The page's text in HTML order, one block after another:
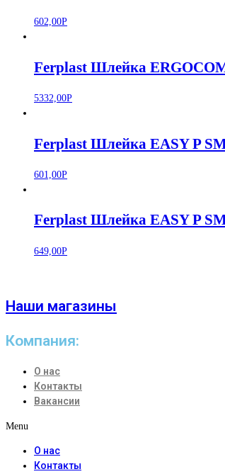
602,00Р
Ferplast Шлейка
5332,00Р
Ferplast Шлейка EASY P
601,00Р
Ferplast Шлейка EASY P
649,00Р
Наши магазины
Компания:
О нас
Контакты
Вакансии
Menu
О нас
Контакты